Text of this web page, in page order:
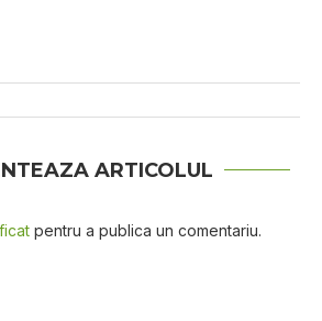
ARTICOLUL
pentru a publica un comentariu.